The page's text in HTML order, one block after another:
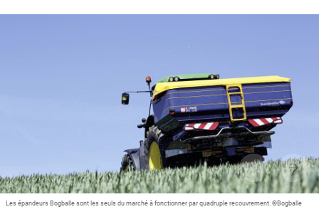
Plus
Les épandeurs Bogballe sont les seuls du marché à fonctionner par quadruple recouvrement. ©Bogballe